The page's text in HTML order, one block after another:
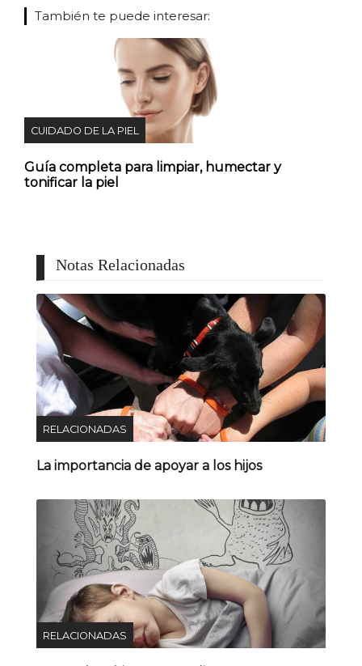
También te puede interesar:
CUIDADO DE LA PIEL
Guía completa para limpiar, humectar y
tonificar la piel
Notas Relacionadas
RELACIONADAS
La importancia de apoyar a los hijos
RELACIONADAS